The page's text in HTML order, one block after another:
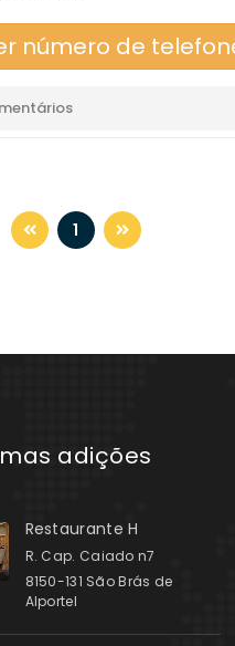
número de
1
adições
Restaurante H
R. Cap. Caiado n7
8150-131 São Brás de
Alportel